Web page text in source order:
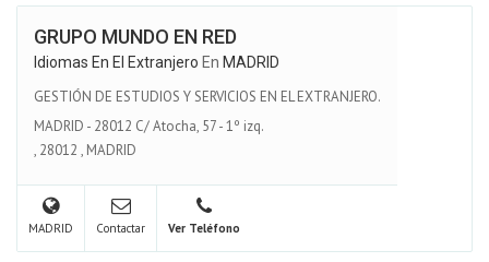
GRUPO MUNDO EN RED
Idiomas En El Extranjero En MADRID
GESTIÓN DE ESTUDIOS Y SERVICIOS EN EL EXTRANJERO.
MADRID - 28012 C/ Atocha, 57 - 1º izq.
, 28012 , MADRID
MADRID Contactar Ver Teléfono